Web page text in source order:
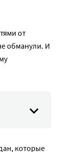
от
обманули. И
которые